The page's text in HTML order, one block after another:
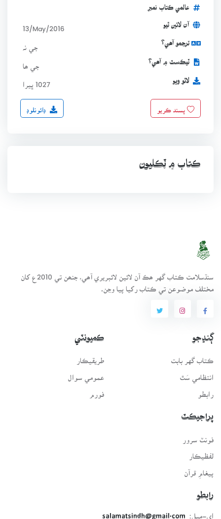
عالمي ڪتاب نمبر
آن لائين ٿيو 13/May/2016
ترجمو آھي؟
ٽيڪسٽ ۾ آھي؟ جي ھا
لاٿو ويو 1027 ڀيرا
پسند ڪريو ڊائونلوڊ
ڪتاب ۾ ٽِڪليون
سنڌسلامت ڪتاب گهر ھڪ آن لائين لائبريري آھي، جنھن تي 2010ع کان
مختلف موضوعن تي ڪتاب رکيا پيا وڃن.
ڳنڍجو
ڪتاب گهر بابت
انتظامي سَٿ
رابطو
ڪميونٽي
طريقيڪار
عمومي سوال
پراجيڪٽ
فونٽ سرور
لفظيڪار
پيغامِ قرآن
رابطو
اي-ميل:
salamatsindh@gmail.com